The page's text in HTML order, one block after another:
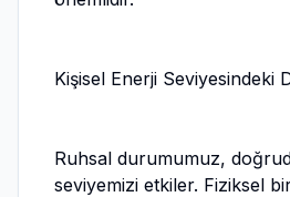
Kişisel Enerji Seviyesindeki
Ruhsal durumumuz,
seviyemizi etkiler. Fiziksel